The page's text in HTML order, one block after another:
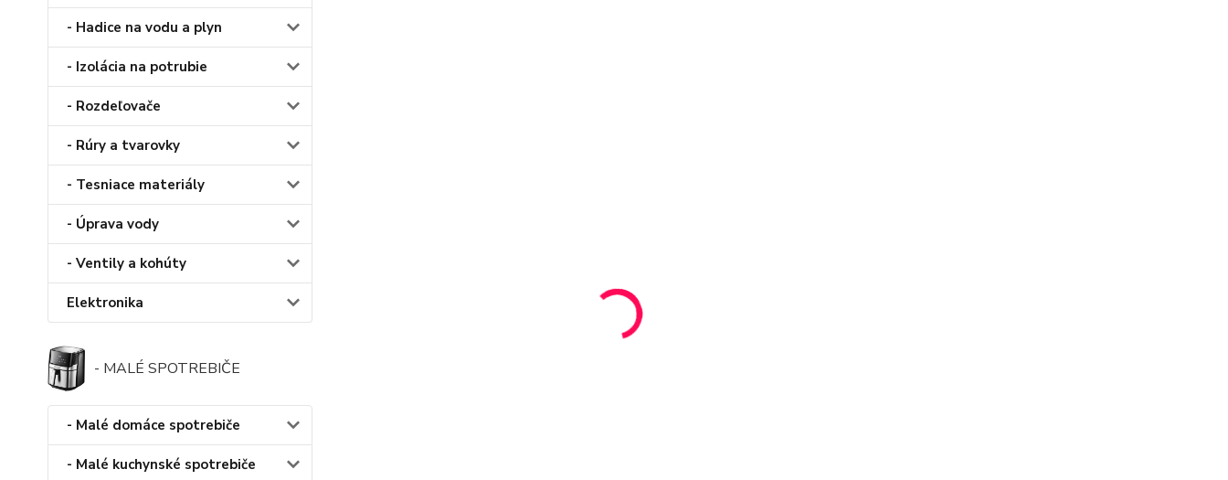
- Hadice na vodu a plyn
- Izolácia na potrubie
- Rozdeľovače
- Rúry a tvarovky
- Tesniace materiály
- Úprava vody
- Ventily a kohúty
Elektronika
- MALÉ SPOTREBIČE
- Malé domáce spotrebiče
- Malé kuchynské spotrebiče